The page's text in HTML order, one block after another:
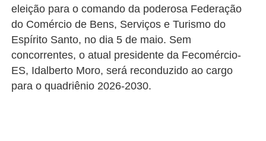
eleição para o comando da poderosa Federação
do Comércio de Bens, Serviços e Turismo do
Espírito Santo, no dia 5 de maio. Sem
concorrentes, o atual presidente da Fecomércio-
ES, Idalberto Moro, será reconduzido ao cargo
para o quadriênio 2026-2030.